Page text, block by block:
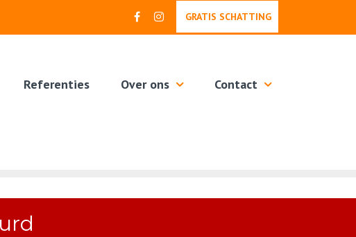
GRATIS SCHATTING
Referenties Over ons Contact